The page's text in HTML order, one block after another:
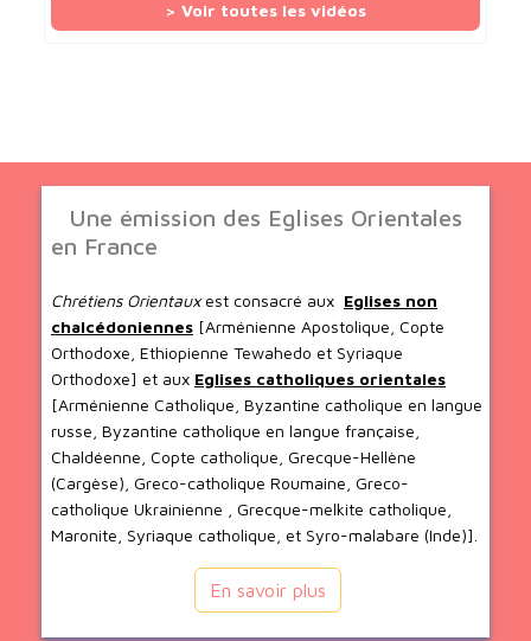
> Voir toutes les vidéos
Une émission des Eglises Orientales
en France
Chrétiens Orientauxest consacré aux Eglises non
chalcédoniennes [Arménienne Apostolique, Copte
Orthodoxe, Ethiopienne Tewahedo et Syriaque
Orthodoxe] et aux Eglises catholiques orientales
[Arménienne Catholique, Byzantine catholique en langue
russe, Byzantine catholique en langue française,
Chaldéenne, Copte catholique, Grecque-Hellène
(Cargèse), Greco-catholique Roumaine, Greco-
catholique Ukrainienne , Grecque-melkite catholique,
Maronite, Syriaque catholique, et Syro-malabare (Inde)].
En savoir plus